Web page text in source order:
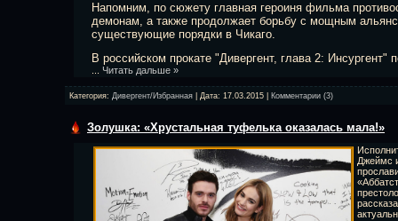
Напомним, по сюжету главная героиня фильма
демонам, а также продолжает борьбу с мощным
существующие порядки в Чикаго.
В российском прокате "Дивергент, глава 2: Инсургент"
Читать дальше »
Категория: Дивергент/Избранная | Дата: 17.03.2015 Комментарии (3)
Золушка: «Хрустальная туфелька оказалась мала!»
Джеймс